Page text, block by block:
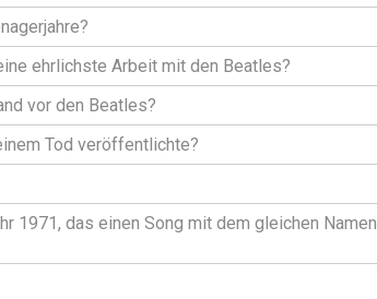
ehrlichste Arbeit mit den Beatles?
vor den Beatles?
Tod veröffentlichte?
1971, das einen Song mit dem gleichen Namen